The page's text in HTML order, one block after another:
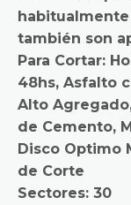
también son
Para Cortar:
48hs, Asfalto
Alto
de Cemento,
Disco Optimo
de Corte
Sectores: 30